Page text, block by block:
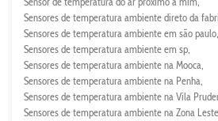
Sensores de temperatura ambiente direto da
Sensores de temperatura ambiente em são paulo
Sensores de temperatura ambiente em sp
Sensores de temperatura ambiente na Mooca
Sensores de temperatura ambiente na Penha
Sensores de temperatura ambiente na Vila
Sensores de temperatura ambiente na Zona Leste